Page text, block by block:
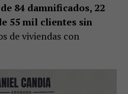
84 damnificados, 22
55 mil clientes sin
de viviendas con